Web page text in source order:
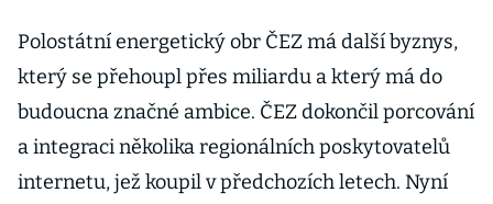
Polostátní energetický obr ČEZ má další byznys,
který se přehoupl přes miliardu a který má do
budoucna značné ambice. ČEZ dokončil porcování
a integraci několika regionálních poskytovatelů
internetu, jež koupil v předchozích letech. Nyní